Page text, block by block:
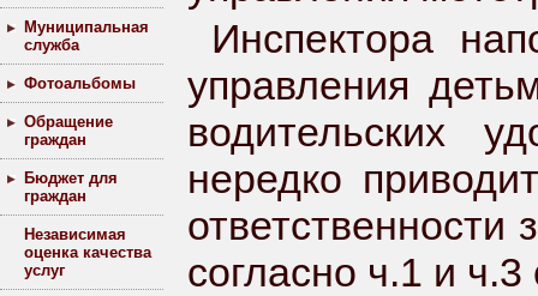
Муниципальная
служба
Фотоальбомы
Обращение
граждан
Бюджет для
граждан
Независимая
оценка качества
услуг
Инспектора
управления
водительских
нередко
ответственности
согласно ч.1 и